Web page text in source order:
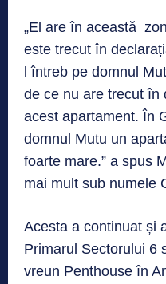
„El are în această
este trecut în
l întreb pe domnul
de ce nu are trecut în
acest apartament. În
domnul Mutu un
foarte mare.” a spus
mai mult sub numele
Acesta a continuat și
Primarul Sectorului 6
vreun Penthouse în